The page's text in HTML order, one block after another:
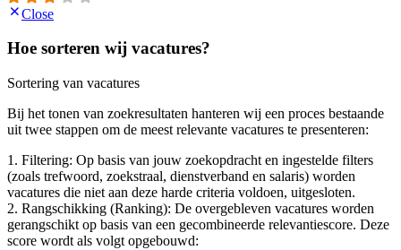
Close
Hoe sorteren wij vacatures?
Sortering van vacatures
Bij het tonen van zoekresultaten hanteren wij een proces bestaande
uit twee stappen om de meest relevante vacatures te presenteren:
1. Filtering: Op basis van jouw zoekopdracht en ingestelde filters
(zoals trefwoord, zoekstraal, dienstverband en salaris) worden
vacatures die niet aan deze harde criteria voldoen, uitgesloten.
2. Rangschikking (Ranking): De overgebleven vacatures worden
gerangschikt op basis van een gecombineerde relevantiescore. Deze
score wordt als volgt opgebouwd: